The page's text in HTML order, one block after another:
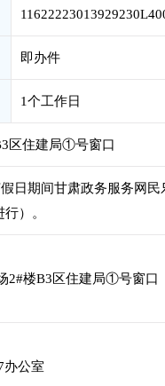
即办件
1个工作日
区住建局①号窗口
日期间甘肃政务服务网民
）。
2#楼B3区住建局①号窗口
办公室